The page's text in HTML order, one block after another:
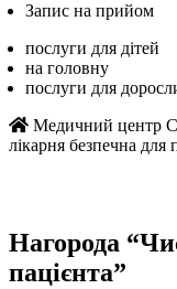
Запис на прийом
послуги для дітей
на головну
послуги для
Медичний центр
лікарня безпечна для
Нагорода
пацієнта”